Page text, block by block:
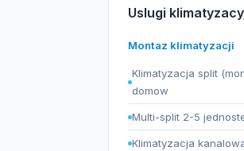
Uslugi
Montaz klimatyzacji
Klimatyzacja split
domow
Multi-split 2-5
Klimatyzacja